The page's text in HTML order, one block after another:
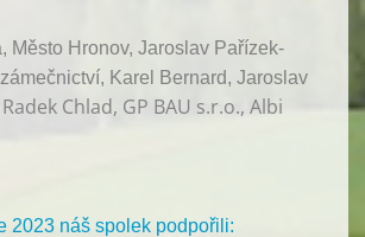
Město Hronov, Jaroslav Pařízek-
Karel Bernard, Jaroslav
Chlad, GP BAU s.r.o., Albi
2023 náš spolek podpořili: